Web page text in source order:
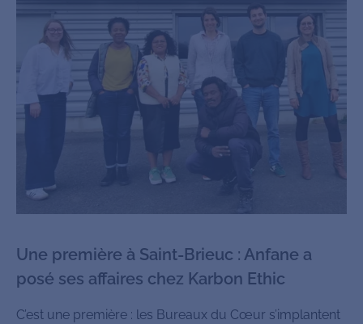
Une première à Saint-Brieuc : Anfane a
posé ses affaires chez Karbon Ethic
C’est une première : les Bureaux du Cœur s’implantent